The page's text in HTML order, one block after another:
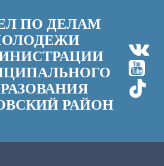
ПО ДЕЛАМ
РАЙОН